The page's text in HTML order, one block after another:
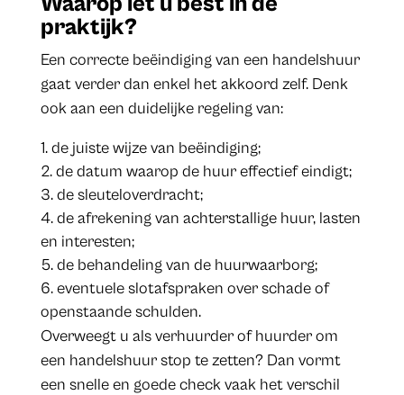
praktijk?
Een correcte beëindiging van een handelshuur
gaat verder dan enkel het akkoord zelf. Denk
ook aan een duidelijke regeling van:
de juiste wijze van beëindiging;
de datum waarop de huur effectief eindigt;
de sleuteloverdracht;
de afrekening van achterstallige huur, lasten
en interesten;
de behandeling van de huurwaarborg;
eventuele slotafspraken over schade of
openstaande schulden.
​Overweegt u als verhuurder of huurder om
een handelshuur stop te zetten? Dan vormt
een snelle en goede check vaak het verschil